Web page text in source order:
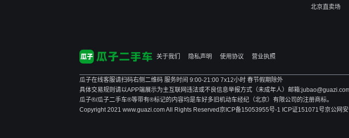
北京直卖场
关于我们
隐私声明 使用协议 营业执照
瓜子在线客服请扫码右侧二维码 服务时间 9:00-21:00 7x12小时 春节假期除外
具体交易规则请以APP端展示为主 互联网违法或不良信息举报方式（未成年人）邮箱
瓜子®/瓜子二手车®等带有®标记的内容均是车好多旧机动车经纪（北京）有限公司的注册商标。
Copyright 2021 www.guazi.com All Rights Reserved京ICP备15053955号-1 ICP证151071号京公网